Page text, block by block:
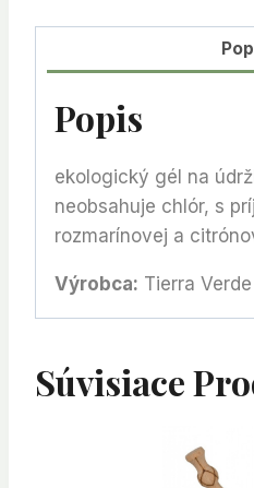
Popis
ekologický gél na
neobsahuje chlór, s
rozmarínovej a
Výrobca: Tierra Verde
Súvisiace